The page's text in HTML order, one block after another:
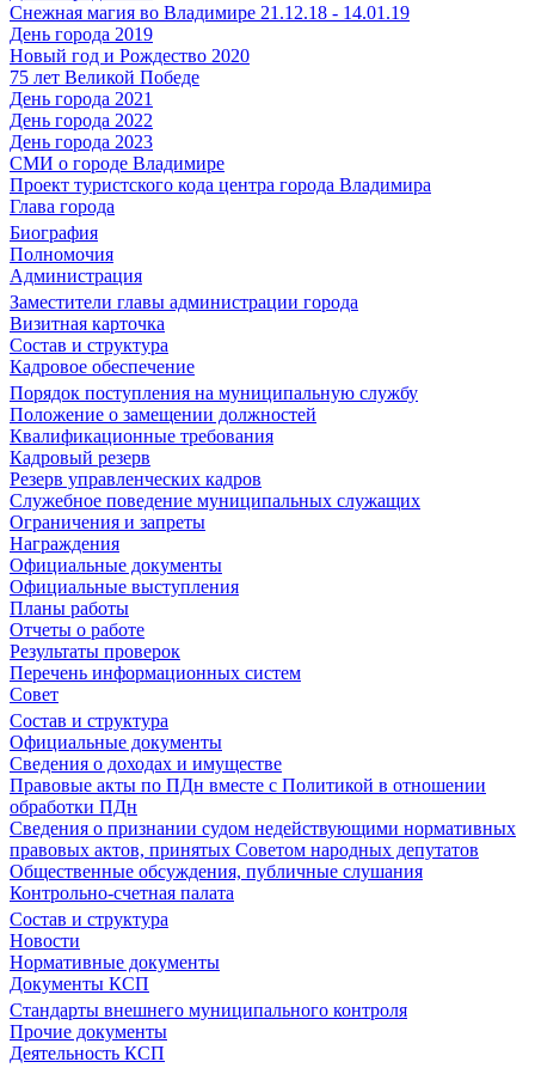
Снежная магия во Владимире 21.12.18 - 14.01.19
День города 2019
Новый год и Рождество 2020
75 лет Великой Победе
День города 2021
День города 2022
День города 2023
СМИ о городе Владимире
Проект туристского кода центра города Владимира
Глава города
Биография
Полномочия
Администрация
Заместители главы администрации города
Визитная карточка
Состав и структура
Кадровое обеспечение
Порядок поступления на муниципальную службу
Положение о замещении должностей
Квалификационные требования
Кадровый резерв
Резерв управленческих кадров
Служебное поведение муниципальных служащих
Ограничения и запреты
Награждения
Официальные документы
Официальные выступления
Планы работы
Отчеты о работе
Результаты проверок
Перечень информационных систем
Совет
Состав и структура
Официальные документы
Сведения о доходах и имуществе
Правовые акты по ПДн вместе с Политикой в отношении
обработки ПДн
Сведения о признании судом недействующими нормативных
правовых актов, принятых Советом народных депутатов
Общественные обсуждения, публичные слушания
Контрольно-счетная палата
Состав и структура
Новости
Нормативные документы
Документы КСП
Стандарты внешнего муниципального контроля
Прочие документы
Деятельность КСП